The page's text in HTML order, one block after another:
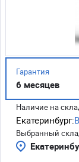
Гарантия
6 месяцев
Наличие на
Екатеринбург:
Выбранный